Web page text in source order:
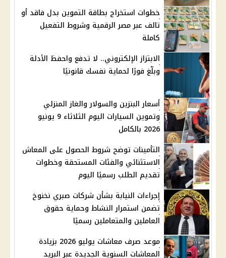
خطوات استخراج بطاقة التموين بدل فاقد أو
تالف عبر مصر الرقمية وشروط التفعيل
كاملة
الابتزاز الإلكتروني.. لا تدفع واحفظ الأدلة
وبلّغ فورًا لحماية نفسك قانونيًا
أسعار البنزين والسولار والغاز المنزلي
وتموين السيارات اليوم الثلاثاء 9 يونيو
2026 بالكامل
التأمينات توضح شروط الحصول على المعاش
الاستثنائي والفئات المستحقة وخطوات
تقديم الطلب رسميًا اليوم
إجراءات النيابة بشأن شركات صبري نخنوخ
تضمن استمرار النشاط وحماية حقوق
العاملين والمتعاملين رسميًا
موعد صرف معاشات يوليو 2026 بزيادة
المعاشات السنوية الجديدة عبر البريد